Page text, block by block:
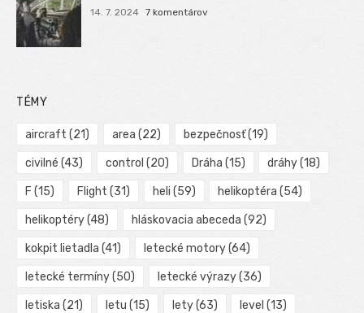
14. 7. 2024 7 komentárov
TÉMY
aircraft (21) area (22) bezpečnosť(19)
civilné (43) control (20) Dráha (15) dráhy(18)
F (15) Flight (31) heli (59) helikoptéra (54)
helikoptéry(48) hláskovacia abeceda (92)
kokpit lietadla (41) letecké motory(64)
letecké termíny(50) letecké výrazy(36)
letiska (21) letu (15) lety(63) level (13)